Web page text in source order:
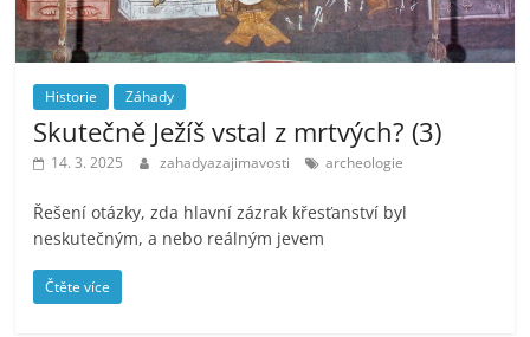
Historie Záhady
Skutečně Ježíš vstal z mrtvých? (3)
14. 3. 2025 zahadyazajimavosti archeologie
Řešení otázky, zda hlavní zázrak křesťanství byl
neskutečným, a nebo reálným jevem
Čtěte více